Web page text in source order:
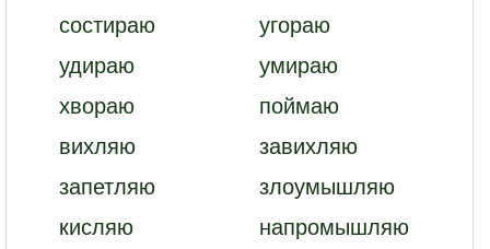
состираю
угораю
удираю
умираю
хвораю
поймаю
вихляю
завихляю
запетляю
злоумышляю
кисляю
напромышляю